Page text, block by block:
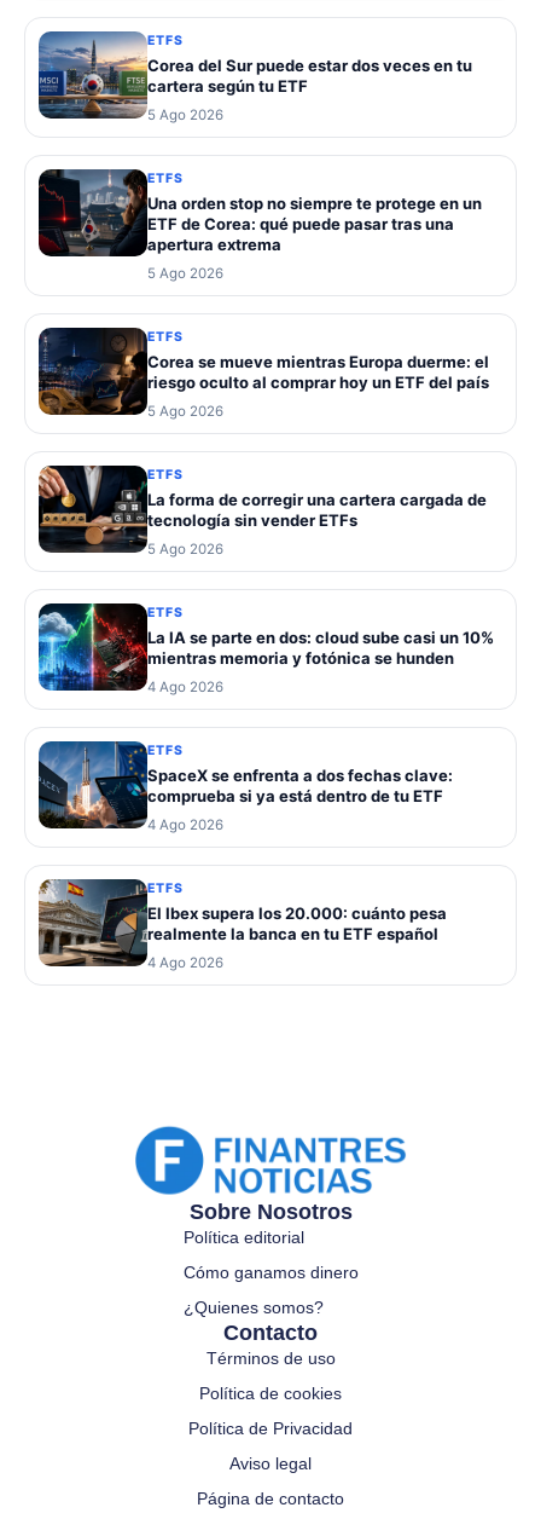
ETFS
Corea del Sur puede estar dos veces en tu
cartera según tu ETF
5 Ago 2026
ETFS
Una orden stop no siempre te protege en un
ETF de Corea: qué puede pasar tras una
apertura extrema
5 Ago 2026
ETFS
Corea se mueve mientras Europa duerme: el
riesgo oculto al comprar hoy un ETF del país
5 Ago 2026
ETFS
La forma de corregir una cartera cargada de
tecnología sin vender ETFs
5 Ago 2026
ETFS
La IA se parte en dos: cloud sube casi un 10%
mientras memoria y fotónica se hunden
4 Ago 2026
ETFS
SpaceX se enfrenta a dos fechas clave:
comprueba si ya está dentro de tu ETF
4 Ago 2026
ETFS
El Ibex supera los 20.000: cuánto pesa
realmente la banca en tu ETF español
4 Ago 2026
Sobre Nosotros
Política editorial
Cómo ganamos dinero
¿Quienes somos?
Contacto
Términos de uso
Política de cookies
Política de Privacidad
Aviso legal
Página de contacto